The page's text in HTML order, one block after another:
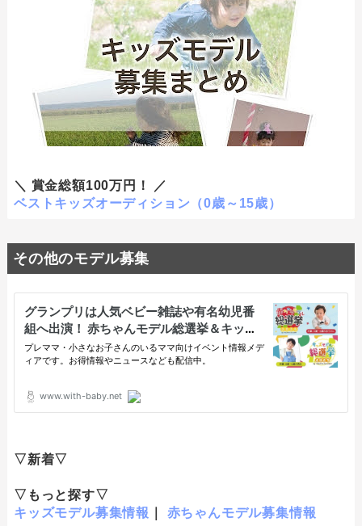
＼ 賞金総額100万円！ ／
ベストキッズオーディション（0歳～15歳）
その他のモデル募集
▽新着▽
▽もっと探す▽
キッズモデル募集情報
赤ちゃんモデル募集情報